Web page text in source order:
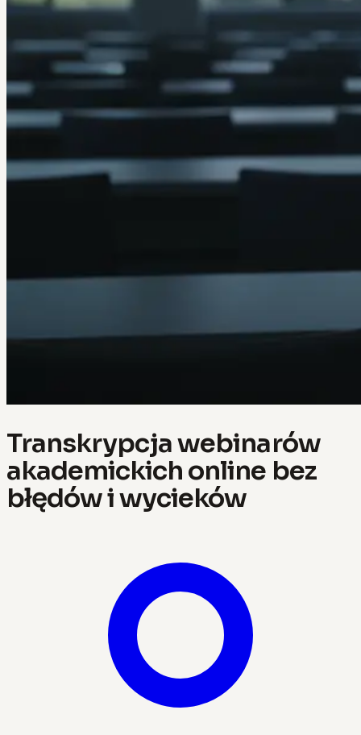
Transkrypcja webinarów
akademickich online bez
błędów i wycieków